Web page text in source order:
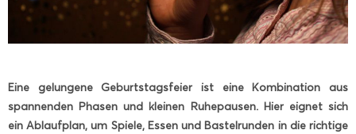
Eine gelungene Geburtstagsfeier ist eine Kombination aus
spannenden Phasen und kleinen Ruhepausen. Hier eignet sich
ein Ablaufplan, um Spiele, Essen und Bastelrunden in die richtige